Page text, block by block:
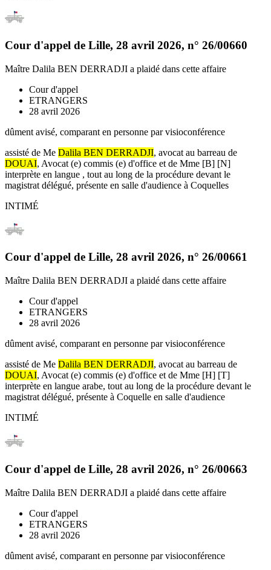
Cour d'appel de Lille, 28 avril 2026, n° 26/00660
Maître Dalila BEN DERRADJI a plaidé dans cette affaire
Cour d'appel
ETRANGERS
28 avril 2026
dûment avisé, comparant en personne par visioconférence
assisté de Me Dalila BEN DERRADJI, avocat au barreau de
DOUAI, Avocat (e) commis (e) d'office et de Mme [B] [N]
interprète en langue , tout au long de la procédure devant le
magistrat délégué, présente en salle d'audience à Coquelles
INTIMÉ
Cour d'appel de Lille, 28 avril 2026, n° 26/00661
Maître Dalila BEN DERRADJI a plaidé dans cette affaire
Cour d'appel
ETRANGERS
28 avril 2026
dûment avisé, comparant en personne par visioconférence
assisté de Me Dalila BEN DERRADJI, avocat au barreau de
DOUAI, Avocat (e) commis (e) d'office et de Mme [H] [T]
interprète en langue arabe, tout au long de la procédure devant le
magistrat délégué, présente à Coquelle en salle d'audience
INTIMÉ
Cour d'appel de Lille, 28 avril 2026, n° 26/00663
Maître Dalila BEN DERRADJI a plaidé dans cette affaire
Cour d'appel
ETRANGERS
28 avril 2026
dûment avisé, comparant en personne par visioconférence